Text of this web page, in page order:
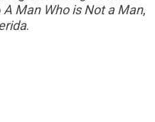
A Man Who is Not a Man,
.